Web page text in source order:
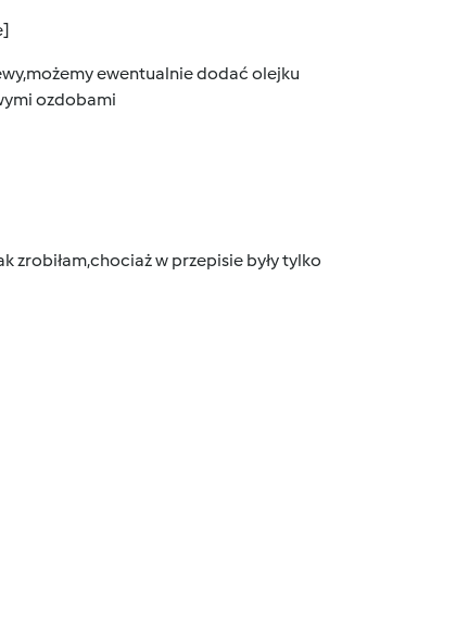
ewentualnie dodać olejku
ozdobami
zrobiłam,chociaż w przepisie były tylko